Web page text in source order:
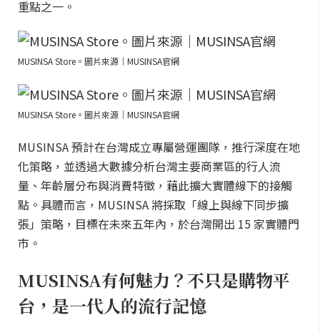
重點之一。
MUSINSA Store。圖片來源｜MUSINSA官網
MUSINSA Store。圖片來源｜MUSINSA官網
MUSINSA 預計在台灣成立專屬營運團隊，推行深度在地
化策略，並透過大數據分析台灣主要商業區的行人流
量、年齡層分布與消費特徵，藉此擴大實體線下的接觸
點。具體而言，MUSINSA 將採取「線上與線下同步擴
張」策略，目標在未來五年內，於台灣開出 15 家實體門
市。
MUSINSA有何魅力？不只是購物平
台，是一代人的流行記憶